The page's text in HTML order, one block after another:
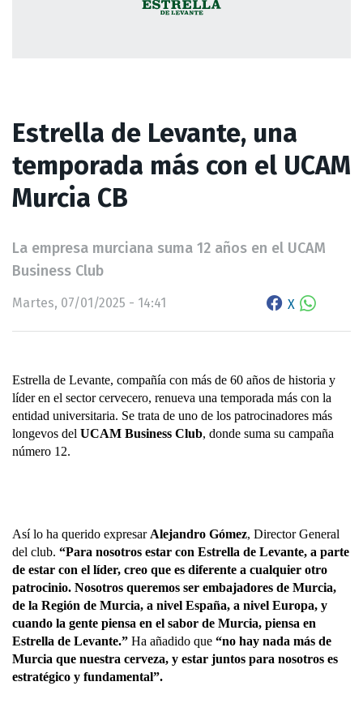
Estrella de Levante, una
temporada más con el UCAM
Murcia CB
La empresa murciana suma 12 años en el UCAM
Business Club
Martes, 07/01/2025 - 14:41 X
Estrella de Levante, compañía con más de 60 años de historia y
líder en el sector cervecero, renueva una temporada más con la
entidad universitaria. Se trata de uno de los patrocinadores más
longevos del UCAM Business Club, donde suma su campaña
número 12.
Así lo ha querido expresar Alejandro Gómez, Director General
del club. “Para nosotros estar con Estrella de Levante, a parte
de estar con el líder, creo que es diferente a cualquier otro
patrocinio. Nosotros queremos ser embajadores de Murcia,
de la Región de Murcia, a nivel España, a nivel Europa, y
cuando la gente piensa en el sabor de Murcia, piensa en
Estrella de Levante.” Ha añadido que “no hay nada más de
Murcia que nuestra cerveza, y estar juntos para nosotros es
estratégico y fundamental”.